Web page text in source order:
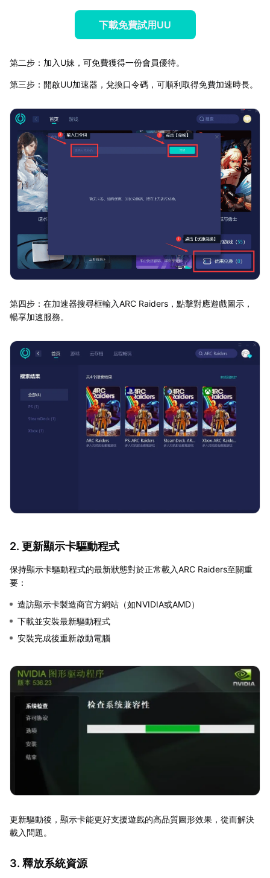
下載免費試用UU
第二步：加入U妹，可免費獲得一份會員優待。
第三步：開啟UU加速器，兌換口令碼，可順利取得免費加速時長。
第四步：在加速器搜尋框輸入ARC Raiders，點擊對應遊戲圖示，
暢享加速服務。
2. 更新顯示卡驅動程式
保持顯示卡驅動程式的最新狀態對於正常載入ARC Raiders至關重
要：
造訪顯示卡製造商官方網站（如NVIDIA或AMD）
下載並安裝最新驅動程式
安裝完成後重新啟動電腦
更新驅動後，顯示卡能更好支援遊戲的高品質圖形效果，從而解決
載入問題。
3. 釋放系統資源